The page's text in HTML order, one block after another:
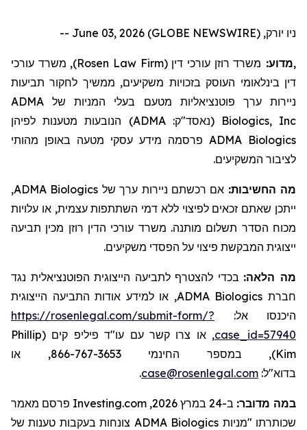
ניו יורק, June 03, 2026 (GLOBE NEWSWIRE) --
,מדוע: משרד רוזן עורכי דין (Rosen Law Firm
), משרד עורכי
דין בינלאומי העוסק בזכויות משקיעים, ממשיך לחקור תביעות
ניירות ערך פוטנציאליות מטעם בעלי המניות של ADMA
Biologics, Inc
(נאסד"ק:ADMA
) הנובעות מטענות לפיהן
ADMA Biologics פרסמה מידע עסקי מטעה באופן מהותי
לציבור המשקיעים.
מה החשיבות: אם רכשתם ניירות ערך של ADMA Biologics
,
ייתכן שאתם זכאים לפיצוי ללא דמי השתתפות עצמית, או עלויות
מכוח הסדר תשלום מותנה. משרד עורכי הדין רוזן מכין תביעה
ייצוגית המבקשת פיצוי על הפסדי משקיעים.
מה הלאה: בכדי להצטרף לתביעה הייצוגית הפוטנציאלית נגד
חברת ADMA Biologics, או למידע אודות התביעה הייצוגית
היכנסו אל: https://rosenlegal.com/submit-form/?
case_id=57940, או צרו קשר עם עו"ד פיליפ קים (Phillip
Kim
), במספר החינמי 866-767-3653, או
בדוא"ל: case@rosenlegal.com
.
במה מדובר: ב-24 במרץ 2026, Investing.com פרסם מאמר
שכותרתו "מניות ADMA Biologics צונחות בעקבות טענות של